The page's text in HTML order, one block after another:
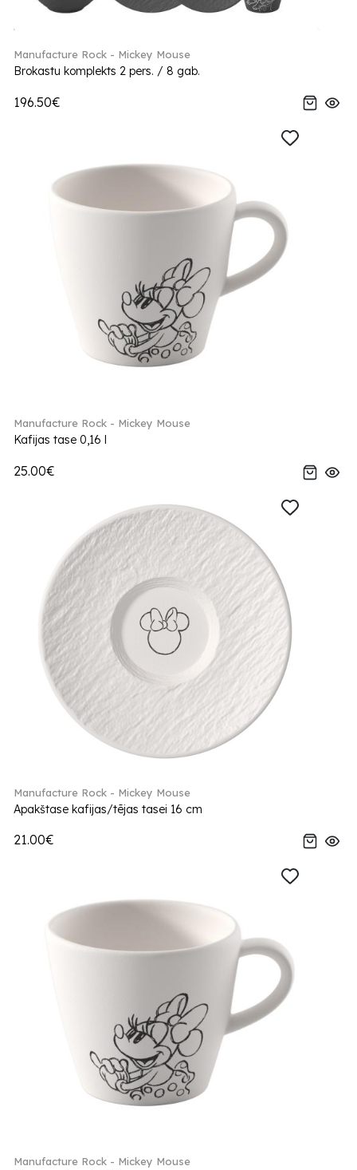
Manufacture Rock - Mickey Mouse
Brokastu komplekts 2 pers. / 8 gab.
196.50€
Manufacture Rock - Mickey Mouse
Kafijas tase 0,16 l
25.00€
Manufacture Rock - Mickey Mouse
Apakštase kafijas/tējas tasei 16 cm
21.00€
Manufacture Rock - Mickey Mouse